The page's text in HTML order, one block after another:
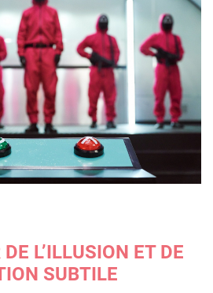
L’ILLUSION ET DE
SUBTILE